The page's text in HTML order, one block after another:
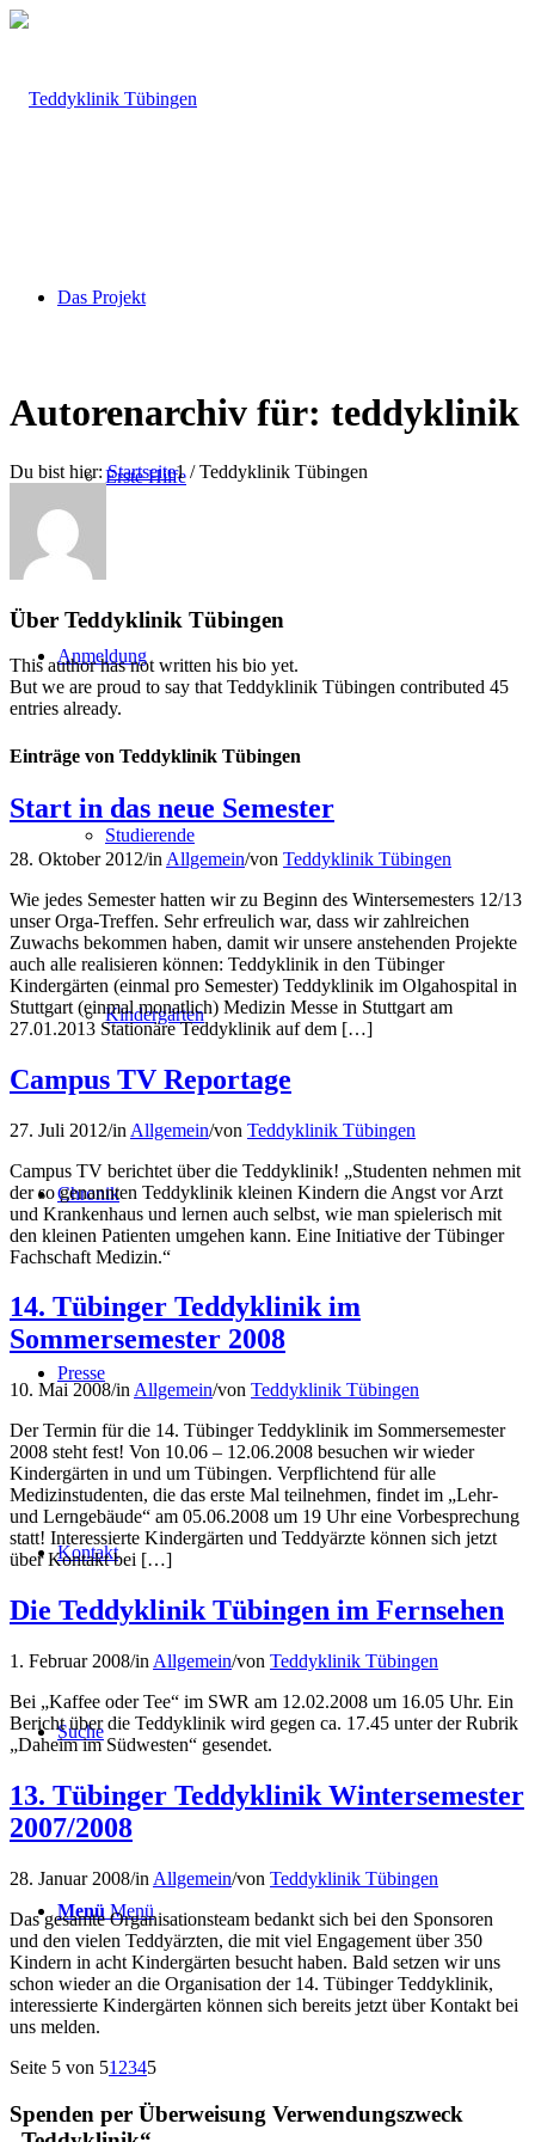
Das Projekt
Erste Hilfe
Anmeldung
Studierende
Kindergärten
Chronik
Presse
Kontakt
Suche
Menü Menü
Autorenarchiv für: teddyklinik
Du bist hier: Startseite1 / Teddyklinik Tübingen
Über Teddyklinik Tübingen
This author has not written his bio yet.
But we are proud to say that Teddyklinik Tübingen contributed 45
entries already.
Einträge von Teddyklinik Tübingen
Start in das neue Semester
28. Oktober 2012/in Allgemein/von Teddyklinik Tübingen
Wie jedes Semester hatten wir zu Beginn des Wintersemesters 12/13
unser Orga-Treffen. Sehr erfreulich war, dass wir zahlreichen
Zuwachs bekommen haben, damit wir unsere anstehenden Projekte
auch alle realisieren können: Teddyklinik in den Tübinger
Kindergärten (einmal pro Semester) Teddyklinik im Olgahospital in
Stuttgart (einmal monatlich) Medizin Messe in Stuttgart am
27.01.2013 Stationäre Teddyklinik auf dem […]
Campus TV Reportage
27. Juli 2012/in Allgemein/von Teddyklinik Tübingen
Campus TV berichtet über die Teddyklinik! „Studenten nehmen mit
der so genannten Teddyklinik kleinen Kindern die Angst vor Arzt
und Krankenhaus und lernen auch selbst, wie man spielerisch mit
den kleinen Patienten umgehen kann. Eine Initiative der Tübinger
Fachschaft Medizin.“
14. Tübinger Teddyklinik im
Sommersemester 2008
10. Mai 2008/in Allgemein/von Teddyklinik Tübingen
Der Termin für die 14. Tübinger Teddyklinik im Sommersemester
2008 steht fest! Von 10.06 – 12.06.2008 besuchen wir wieder
Kindergärten in und um Tübingen. Verpflichtend für alle
Medizinstudenten, die das erste Mal teilnehmen, findet im „Lehr-
und Lerngebäude“ am 05.06.2008 um 19 Uhr eine Vorbesprechung
statt! Interessierte Kindergärten und Teddyärzte können sich jetzt
über Kontakt bei […]
Die Teddyklinik Tübingen im Fernsehen
1. Februar 2008/in Allgemein/von Teddyklinik Tübingen
Bei „Kaffee oder Tee“ im SWR am 12.02.2008 um 16.05 Uhr. Ein
Bericht über die Teddyklinik wird gegen ca. 17.45 unter der Rubrik
„Daheim im Südwesten“ gesendet.
13. Tübinger Teddyklinik Wintersemester
2007/2008
28. Januar 2008/in Allgemein/von Teddyklinik Tübingen
Das gesamte Organisationsteam bedankt sich bei den Sponsoren
und den vielen Teddyärzten, die mit viel Engagement über 350
Kindern in acht Kindergärten besucht haben. Bald setzen wir uns
schon wieder an die Organisation der 14. Tübinger Teddyklinik,
interessierte Kindergärten können sich bereits jetzt über Kontakt bei
uns melden.
Seite 5 von 51 2345
Spenden per Überweisung Verwendungszweck